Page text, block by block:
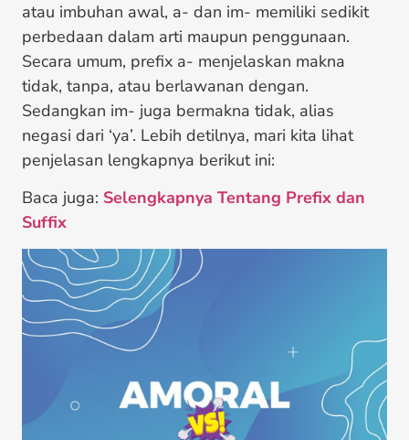
atau imbuhan awal, a- dan im- memiliki sedikit
perbedaan dalam arti maupun penggunaan.
Secara umum, prefix a- menjelaskan makna
tidak, tanpa, atau berlawanan dengan.
Sedangkan im- juga bermakna tidak, alias
negasi dari ‘ya’. Lebih detilnya, mari kita lihat
penjelasan lengkapnya berikut ini:
Baca juga: Selengkapnya Tentang Prefix dan
Suffix